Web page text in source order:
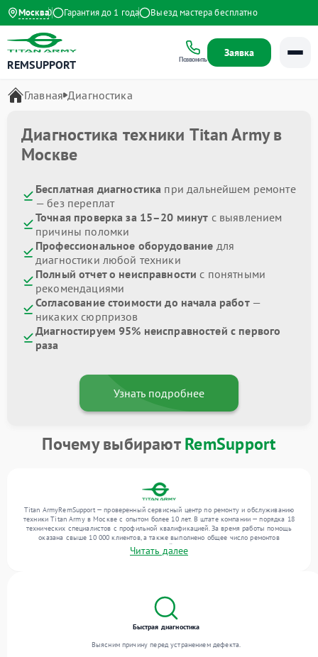
Москва
до 21:00 Гарантия до 1 года Выезд мастера бесплатно
REMSUPPORT Позвонить
Заявка
Главная Диагностика
Диагностика техники Titan Army в
Москве
Бесплатная диагностика при дальнейшем ремонте
— без переплат
Точная проверка за 15–20 минут с выявлением
причины поломки
Профессиональное оборудование для
диагностики любой техники
Полный отчет о неисправности с понятными
рекомендациями
Согласование стоимости до начала работ—
никаких сюрпризов
Диагностируем 95% неисправностей с первого
раза
Узнать подробнее
Почему выбираютRemSupport
Titan ArmyRemSupport — проверенный сервисный центр по ремонту и обслуживанию
техники Titan Army в Москве с опытом более 10 лет. В штате компании — порядка 18
технических специалистов с профильной квалификацией. За время работы помощь
оказана свыше 10 000 клиентов, а также выполнено общее число ремонтов
превысило 12 000. Ежемесячно в сервисный центр поступает свыше 300 единиц
техники, включая , , . Мы работаем с широким спектром неисправностей и предлагаем
Читать далее
Быстрая диагностика
Выясним причину перед устранением дефекта.